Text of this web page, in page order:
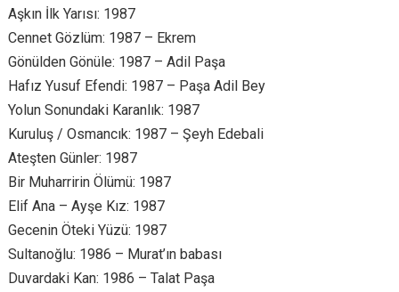
Aşkın İlk Yarısı: 1987
Cennet Gözlüm: 1987 – Ekrem
Gönülden Gönüle: 1987 – Adil Paşa
Hafız Yusuf Efendi: 1987 – Paşa Adil Bey
Yolun Sonundaki Karanlık: 1987
Kuruluş / Osmancık: 1987 – Şeyh Edebali
Ateşten Günler: 1987
Bir Muharririn Ölümü: 1987
Elif Ana – Ayşe Kız: 1987
Gecenin Öteki Yüzü: 1987
Sultanoğlu: 1986 – Murat’ın babası
Duvardaki Kan: 1986 – Talat Paşa